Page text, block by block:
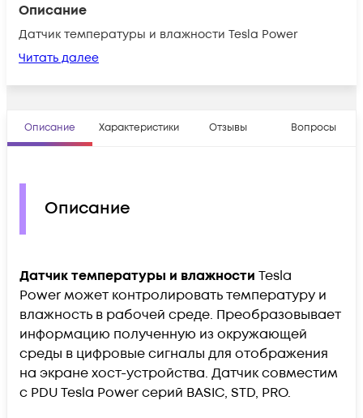
Описание
Датчик температуры и влажности Tesla Power
Читать далее
Описание Характеристики Отзывы Вопросы
Описание
Датчик температуры и влажности Tesla
Power может контролировать температуру и
влажность в рабочей среде. Преобразовывает
информацию полученную из окружающей
среды в цифровые сигналы для отображения
на экране хост-устройства. Датчик совместим
с PDU Tesla Power серий BASIC, STD, PRO.